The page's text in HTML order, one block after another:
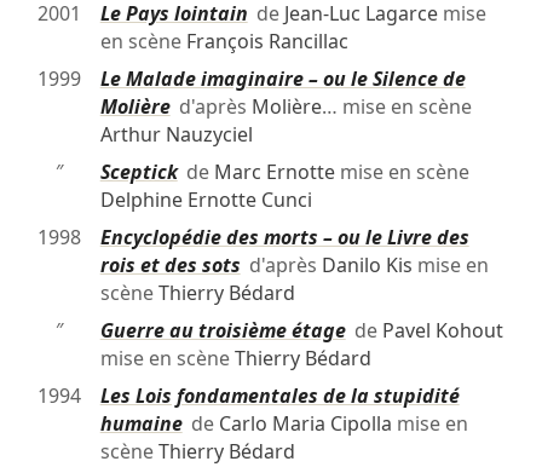
2001
Le Pays lointain de Jean-Luc Lagarcemise
en scène François Rancillac
1999
Le Malade imaginaire – ou le Silence de
Molièred'après Molière… mise en scène
Arthur Nauzyciel
″
Sceptickde Marc Ernottemise en scène
Delphine Ernotte Cunci
1998
Encyclopédie des morts – ou le Livre des
rois et des sots d'après Danilo Kis mise en
scèneThierry Bédard
″
Guerre au troisième étagede Pavel Kohout
mise en scèneThierry Bédard
1994
Les Lois fondamentales de la stupidité
humainede Carlo Maria Cipolla mise en
scèneThierry Bédard